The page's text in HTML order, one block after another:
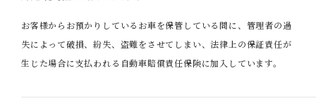
お客様からお預かりしているお車を保管している間に、管理者の過
失によって破損、紛失、盗難をさせてしまい、法律上の保証責任が
生じた場合に支払われる自動車賠償責任保険に加入しています。